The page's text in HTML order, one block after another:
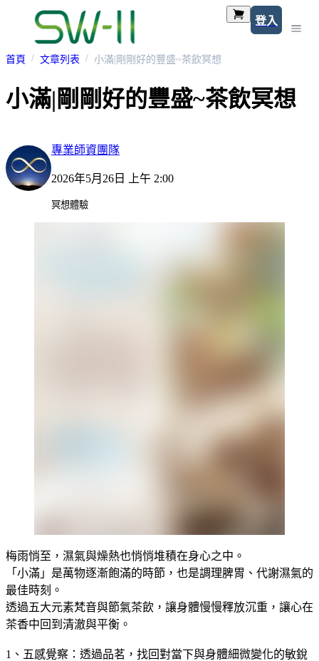
登入
首頁 文章列表 小滿|剛剛好的豐盛~茶飲冥想
小滿|剛剛好的豐盛~茶飲冥想
專業師資團隊
2026年5月26日 上午 2:00
冥想體驗
梅雨悄至，濕氣與燥熱也悄悄堆積在身心之中。
「小滿」是萬物逐漸飽滿的時節，也是調理脾胃、代謝濕氣的
最佳時刻。
透過五大元素梵音與節氣茶飲，讓身體慢慢釋放沉重，讓心在
茶香中回到清澈與平衡。
1、五感覺察：透過品茗，找回對當下與身體細微變化的敏銳